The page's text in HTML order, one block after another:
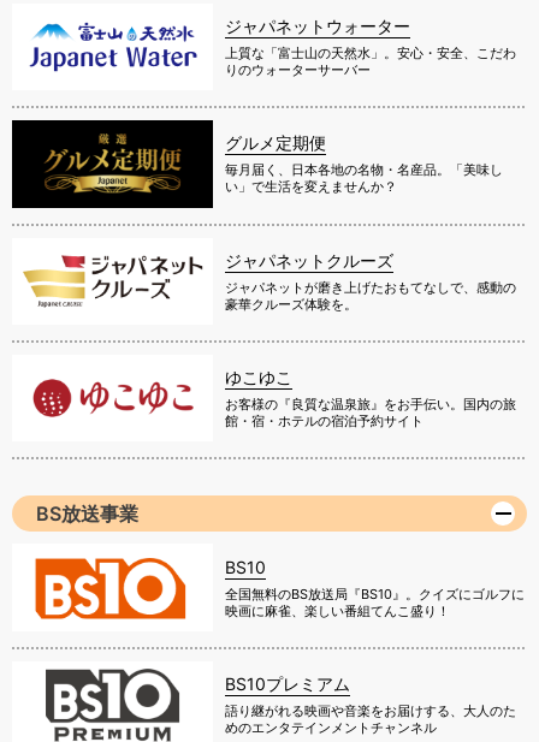
ジャパネットウォーター
上質な「富士山の天然水」。安心・安全、こだわ
りのウォーターサーバー
グルメ定期便
毎月届く、日本各地の名物・名産品。「美味し
い」で生活を変えませんか？
ジャパネットクルーズ
ジャパネットが磨き上げたおもてなしで、感動の
豪華クルーズ体験を。
ゆこゆこ
お客様の『良質な温泉旅』をお手伝い。国内の旅
館・宿・ホテルの宿泊予約サイト
BS放送事業
BS10
全国無料のBS放送局『BS10』。クイズにゴルフに
映画に麻雀、楽しい番組てんこ盛り！
BS10プレミアム
語り継がれる映画や音楽をお届けする、大人のた
めのエンタテインメントチャンネル